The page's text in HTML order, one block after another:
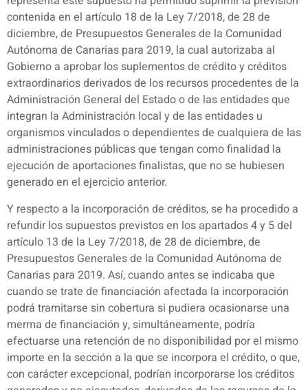
contenida en el artículo 18 de la Ley 7/2018, de 28 de
diciembre, de Presupuestos Generales de la Comunidad
Autónoma de Canarias para 2019, la cual autorizaba al
Gobierno a aprobar los suplementos de crédito y créditos
extraordinarios derivados de los recursos procedentes de la
Administración General del Estado o de las entidades que
integran la Administración local y de las entidades u
organismos vinculados o dependientes de cualquiera de las
administraciones públicas que tengan como finalidad la
ejecución de aportaciones finalistas, que no se hubiesen
generado en el ejercicio anterior.
Y respecto a la incorporación de créditos, se ha procedido a
refundir los supuestos previstos en los apartados 4 y 5 del
artículo 13 de la Ley 7/2018, de 28 de diciembre, de
Presupuestos Generales de la Comunidad Autónoma de
Canarias para 2019. Así, cuando antes se indicaba que
cuando se trate de financiación afectada la incorporación
podrá tramitarse sin cobertura si pudiera ocasionarse una
merma de financiación y, simultáneamente, podría
efectuarse una retención de no disponibilidad por el mismo
importe en la sección a la que se incorpora el crédito, o que,
con carácter excepcional, podrían incorporarse los créditos